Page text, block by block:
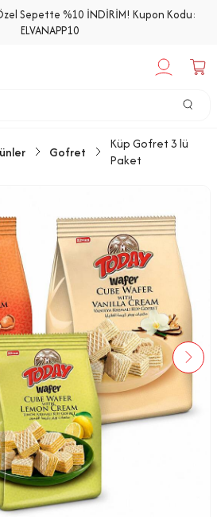
Sepette %10 İNDİRİM! Kupon Kodu:
ELVANAPP10
Gofret
Küp Gofret 3 lü
Paket